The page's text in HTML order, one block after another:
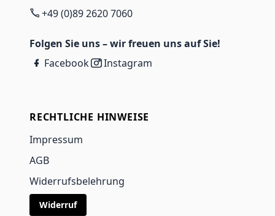
+49 (0)89 2620 7060
Folgen Sie uns – wir freuen uns auf Sie!
Facebook
Instagram
RECHTLICHE HINWEISE
Impressum
AGB
Widerrufsbelehrung
Widerruf